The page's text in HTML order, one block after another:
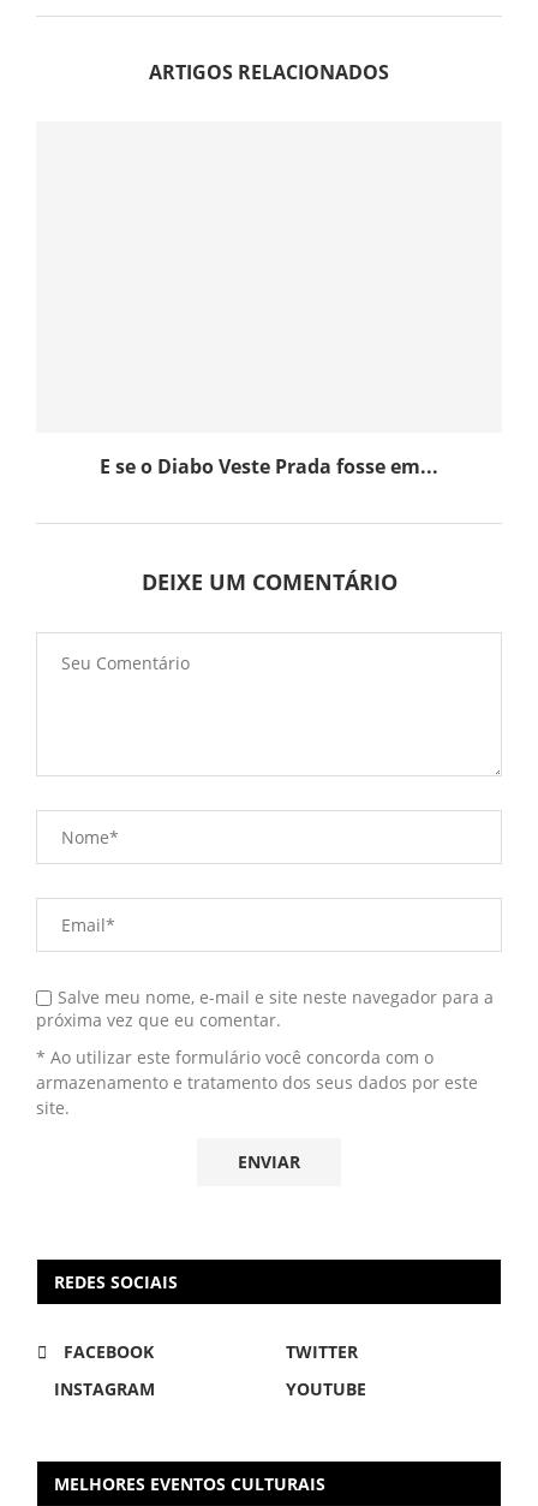
ARTIGOS RELACIONADOS
E se o Diabo Veste Prada fosse em...
DEIXE UM COMENTÁRIO
Salve meu nome, e-mail e site neste navegador para a
próxima vez que eu comentar.
* Ao utilizar este formulário você concorda com o
armazenamento e tratamento dos seus dados por este
site.
REDES SOCIAIS
FACEBOOK
TWITTER
INSTAGRAM
YOUTUBE
MELHORES EVENTOS CULTURAIS